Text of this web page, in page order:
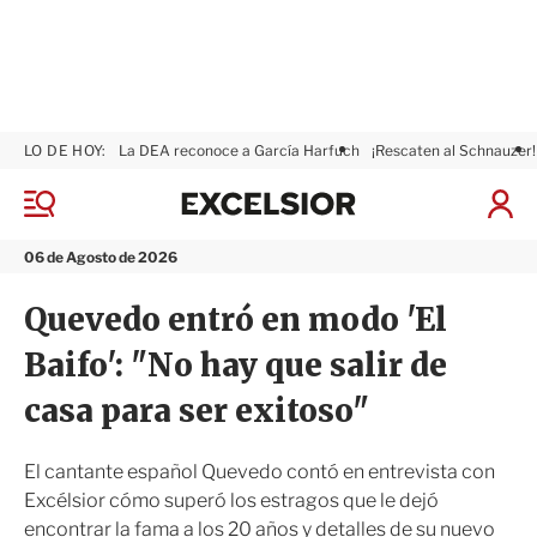
M
n
06 de Agosto de 2026
LO DE HOY: La DEA reconoce a García Harfuch ¡Rescaten al Schnauzer!
I
x
i
o
r
Quevedo entró en modo 'El
Baifo': "No hay que salir de
casa para ser exitoso"
El cantante español Quevedo contó en entrevista con
Excélsior cómo superó los estragos que le dejó
encontrar la fama a los 20 años y detalles de su nuevo